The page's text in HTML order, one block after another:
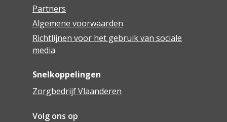
Partners
Algemene voorwaarden
Richtlijnen voor het gebruik van sociale
media
Snelkoppelingen
Zorgbedrijf Vlaanderen
Volg ons op